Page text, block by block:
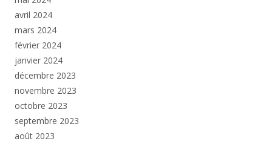
avril 2024
mars 2024
février 2024
janvier 2024
décembre 2023
novembre 2023
octobre 2023
septembre 2023
août 2023